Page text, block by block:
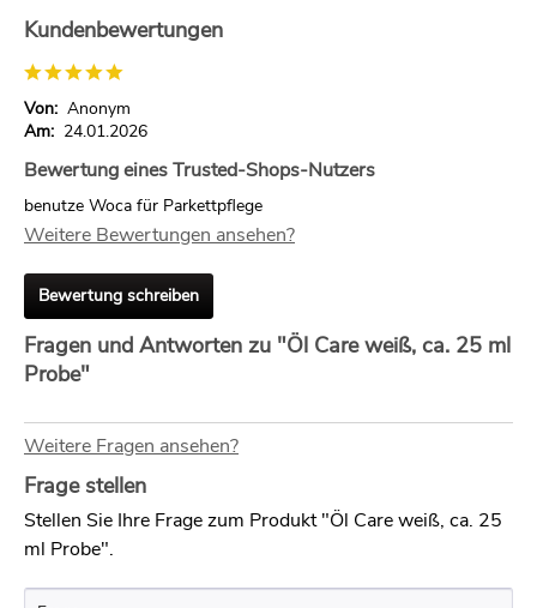
Kundenbewertungen
Von: Anonym
Am: 24.01.2026
Bewertung eines Trusted-Shops-Nutzers
benutze Woca für Parkettpflege
Weitere Bewertungen ansehen?
Bewertung schreiben
Fragen und Antworten zu "Öl Care weiß, ca. 25 ml
Probe"
Weitere Fragen ansehen?
Frage stellen
Stellen Sie Ihre Frage zum Produkt "Öl Care weiß, ca. 25
ml Probe".